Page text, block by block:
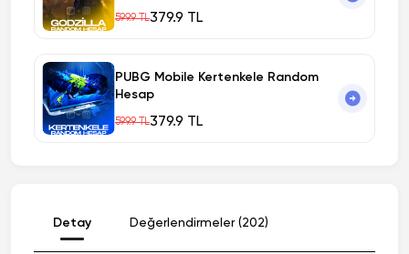
599.9 TL379.9 TL
PUBG Mobile Kertenkele Random
Hesap
599.9 TL379.9 TL
Detay Değerlendirmeler (202)